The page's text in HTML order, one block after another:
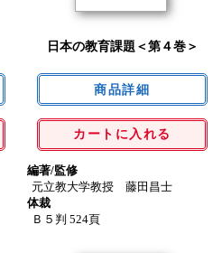
日本の教育課題＜第４巻＞
カートに入れる
編著/監修
元立教大学教授 藤田昌士
体裁
Ｂ５判 524頁